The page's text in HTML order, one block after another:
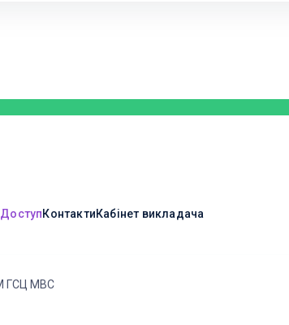
КонтактиКабінет викладача
ГСЦ МВС